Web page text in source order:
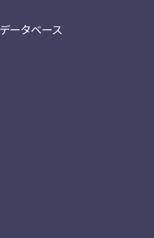
ータベース